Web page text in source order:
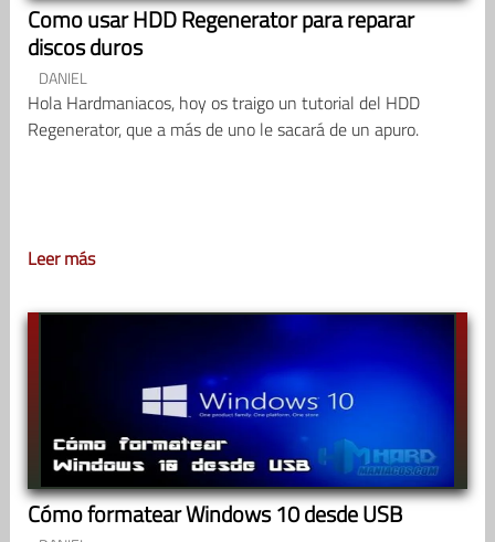
Como usar HDD Regenerator para reparar
discos duros
DANIEL
Hola Hardmaniacos, hoy os traigo un tutorial del HDD
Regenerator, que a más de uno le sacará de un apuro.
Leer más
Cómo formatear Windows 10 desde USB